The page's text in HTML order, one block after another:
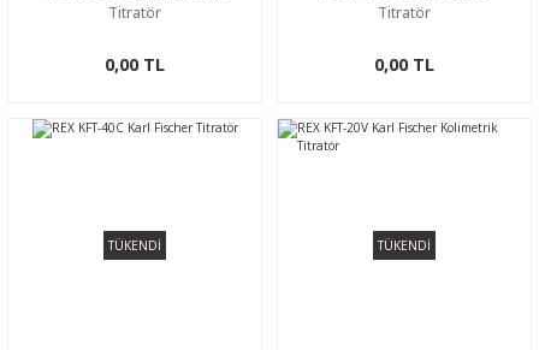
Titratör
0,00 TL
Titratör
0,00 TL
TÜKENDİ TÜKENDİ